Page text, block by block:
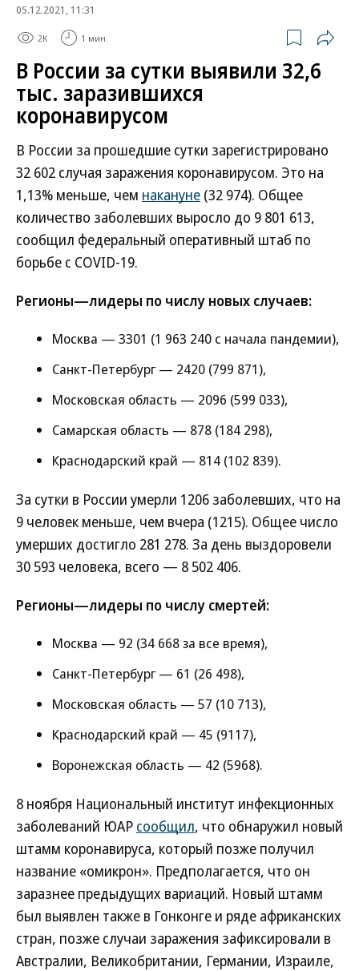
05.12.2021, 11:31
2K 1 мин.
В России за сутки выявили 32,6
тыс. заразившихся
коронавирусом
В России за прошедшие сутки зарегистрировано
32 602 случая заражения коронавирусом. Это на
1,13% меньше, чем накануне (32 974). Общее
количество заболевших выросло до 9 801 613,
сообщил федеральный оперативный штаб по
борьбе с COVID-19.
Регионы—лидеры по числу новых случаев:
Москва — 3301 (1 963 240 с начала пандемии),
Санкт-Петербург — 2420 (799 871),
Московская область — 2096 (599 033),
Самарская область — 878 (184 298),
Краснодарский край — 814 (102 839).
За сутки в России умерли 1206 заболевших, что на
9 человек меньше, чем вчера (1215). Общее число
умерших достигло 281 278. За день выздоровели
30 593 человека, всего — 8 502 406.
Регионы—лидеры по числу смертей:
Москва — 92 (34 668 за все время),
Санкт-Петербург — 61 (26 498),
Московская область — 57 (10 713),
Краснодарский край — 45 (9117),
Воронежская область — 42 (5968).
8 ноября Национальный институт инфекционных
заболеваний ЮАР сообщил, что обнаружил новый
штамм коронавируса, который позже получил
название «омикрон». Предполагается, что он
заразнее предыдущих вариаций. Новый штамм
был выявлен также в Гонконге и ряде африканских
стран, позже случаи заражения зафиксировали в
Австралии, Великобритании, Германии, Израиле,